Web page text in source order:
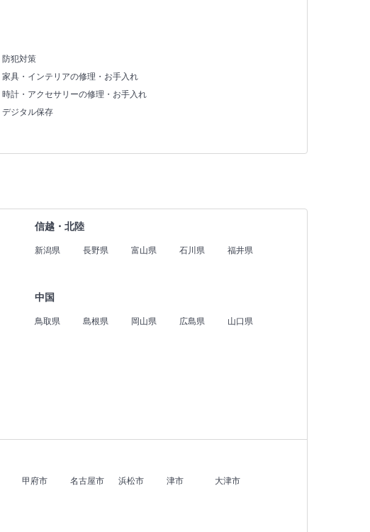
防犯対策
家具・インテリアの修理・お手入れ
時計・アクセサリーの修理・お手入れ
デジタル保存
信越・北陸
新潟県 長野県 富山県 石川県 福井県
中国
鳥取県 島根県 岡山県 広島県 山口県
甲府市 名古屋市 浜松市 津市
大津市